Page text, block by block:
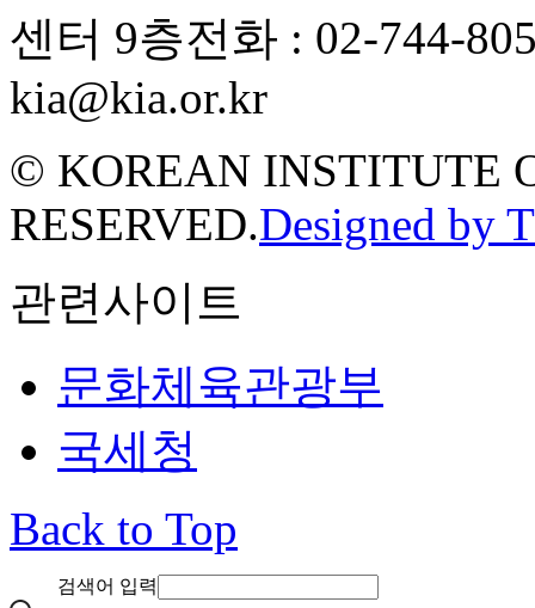
센터 9층전화 : 02-744-
kia@kia.or.kr
© KOREAN INSTITUTE
RESERVED.Designed by
관련사이트
문화체육관광부
국세청
Back to Top
검색어 입력